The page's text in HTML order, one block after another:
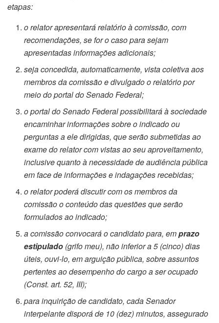
etapas:
o relator apresentará relatório à comissão, com
recomendações, se for o caso para sejam
apresentadas informações adicionais;
seja concedida, automaticamente, vista coletiva aos
membros da comissão e divulgado o relatório por
meio do portal do Senado Federal;
o portal do Senado Federal possibilitará à sociedade
encaminhar informações sobre o indicado ou
perguntas a ele dirigidas, que serão submetidas ao
exame do relator com vistas ao seu aproveitamento,
inclusive quanto à necessidade de audiência pública
em face de informações e indagações recebidas;
o relator poderá discutir com os membros da
comissão o conteúdo das questões que serão
formulados ao indicado;
a comissão convocará o candidato para, emprazo
estipulado (grifo meu), não inferior a 5 (cinco) dias
úteis, ouvi-lo, em arguição pública, sobre assuntos
pertentes ao desempenho do cargo a ser ocupado
(Const. art. 52, III);
para inquirição de candidato, cada Senador
interpelante disporá de 10 (dez) minutos, assegurado